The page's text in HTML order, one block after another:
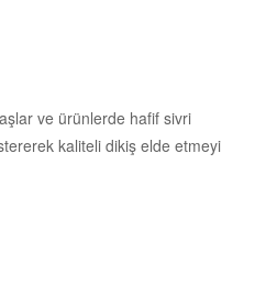
ve ürünlerde hafif sivri
kaliteli dikiş elde etmeyi